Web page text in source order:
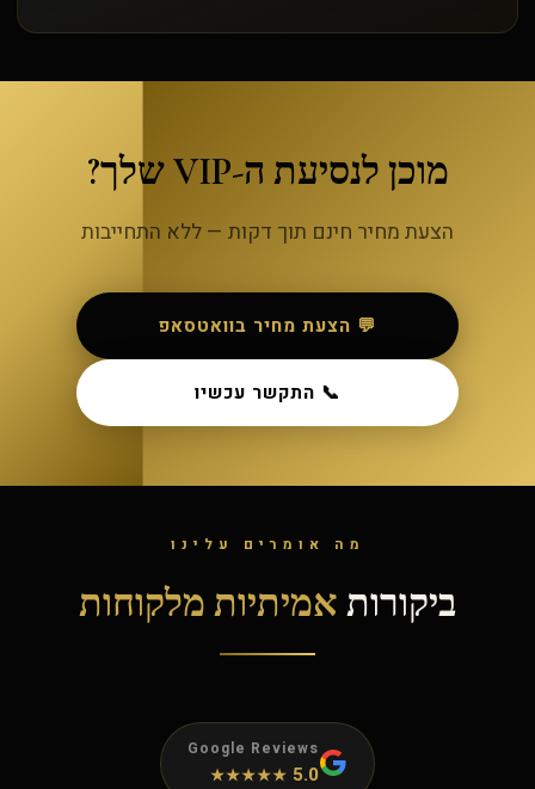
מוכן לנסיעת ה-VIP שלך?
הצעת מחיר חינם תוך דקות — ללא התחייבות
💬 הצעת מחיר בוואטסאפ
📞 התקשר עכשיו
מה אומרים עלינו
ביקורות אמיתיות מלקוחות
Google Reviews
5.0
★★★★★